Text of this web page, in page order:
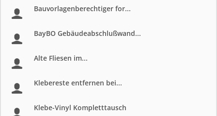
Bauvorlagenberechtiger for...
BayBO Gebäudeabschlußwand...
Alte Fliesen im...
Klebereste entfernen bei...
Klebe-Vinyl Kompletttausch